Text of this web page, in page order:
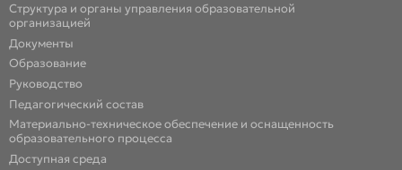
Структура и органы управления образовательной
организацией
Документы
Образование
Руководство
Педагогический состав
Материально-техническое обеспечение и оснащенность
образовательного процесса
Доступная среда